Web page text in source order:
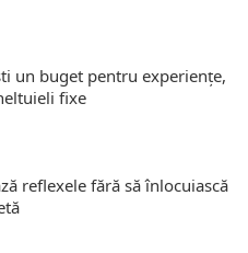
un buget pentru experiențe,
fixe
reflexele fără să înlocuiască